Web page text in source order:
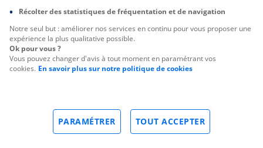
Récolter des statistiques de fréquentation et de navigation
Notre seul but : améliorer nos services en continu pour vous proposer une
expérience la plus qualitative possible.
Ok pour vous ?
Vous pouvez changer d'avis à tout moment en paramétrant vos
cookies. En savoir plus sur notre politique de cookies
TOUT ACCEPTER
PARAMÉTRER